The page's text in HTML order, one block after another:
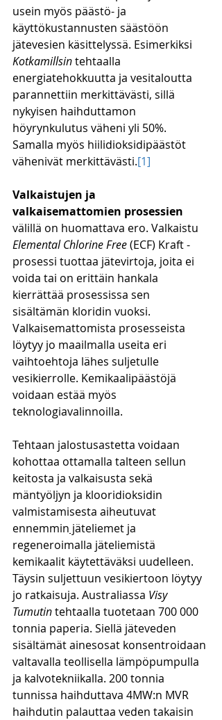
usein myös päästö- ja
käyttökustannusten säästöön
jätevesien käsittelyssä. Esimerkiksi
Kotkamillsin tehtaalla
energiatehokkuutta ja vesitaloutta
parannettiin merkittävästi, sillä
nykyisen haihduttamon
höyrynkulutus väheni yli 50%.
Samalla myös hiilidioksidipäästöt
vähenivät merkittävästi.[1]
Valkaistujen ja
valkaisemattomien prosessien
välillä on huomattava ero. Valkaistu
Elemental Chlorine Free (ECF) Kraft -
prosessi tuottaa jätevirtoja, joita ei
voida tai on erittäin hankala
kierrättää prosessissa sen
sisältämän kloridin vuoksi.
Valkaisemattomista prosesseista
löytyy jo maailmalla useita eri
vaihtoehtoja lähes suljetulle
vesikierrolle. Kemikaalipäästöjä
voidaan estää myös
teknologiavalinnoilla.
Tehtaan jalostusastetta voidaan
kohottaa ottamalla talteen sellun
keitosta ja valkaisusta sekä
mäntyöljyn ja klooridioksidin
valmistamisesta aiheutuvat
ennemmin jäteliemet ja
regeneroimalla jäteliemistä
kemikaalit käytettäväksi uudelleen.
Täysin suljettuun vesikiertoon löytyy
jo ratkaisuja. Australiassa Visy
Tumutin tehtaalla tuotetaan 700 000
tonnia paperia. Siellä jäteveden
sisältämät ainesosat konsentroidaan
valtavalla teollisella lämpöpumpulla
ja kalvotekniikalla. 200 tonnia
tunnissa haihduttava 4MW:n MVR
haihdutin palauttaa veden takaisin